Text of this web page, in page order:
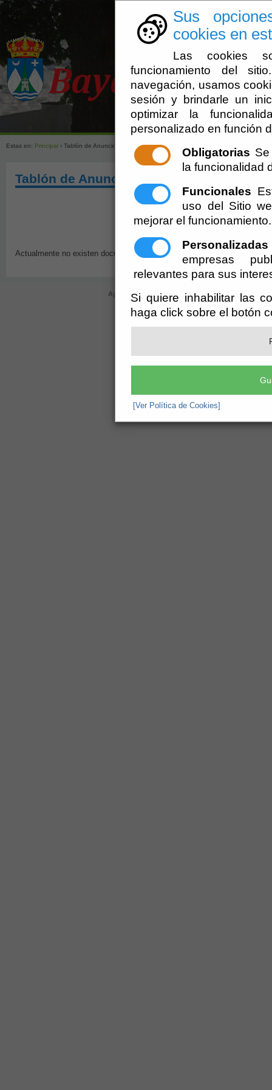
Sus
cookies en
Las cookies
funcionamiento del
navegación, usamos
sesión y brindarle un
optimizar la
personalizado en función
Obligatorias
la funcionalidad
Funcionales
uso del Sitio
mejorar el funcionamiento.
Personalizadas
empresas
relevantes para sus
Si quiere inhabilitar las
haga click sobre el botón
[Ver Política de Cookies]
Estas en: Principal › Tablón de Anuncios - Pleno - Convocatoria de Sesión
Tablón de Anuncios - Pleno -
Actualmente no existen documentos sobre el tema solicitado.
Ayuntamiento de Bayárcal (CIF: P-0402000-D)